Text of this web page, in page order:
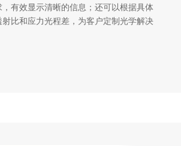
，有效显示清晰的信息；还可以根据具体
射比和应力光程差，为客户定制光学解决